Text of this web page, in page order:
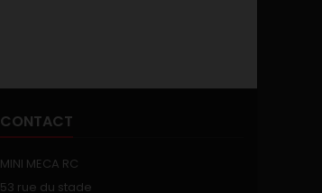
CONTACT
MINI MECA RC
53 rue du stade